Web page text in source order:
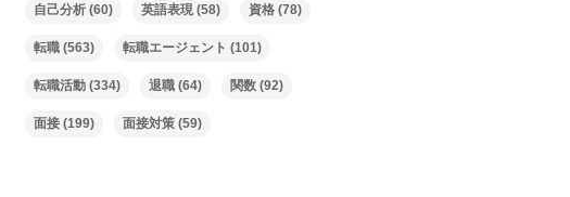
自己分析 (60) 英語表現(58) 資格 (78)
転職 (563) 転職エージェント (101)
転職活動 (334) 退職 (64) 関数 (92)
面接 (199) 面接対策 (59)